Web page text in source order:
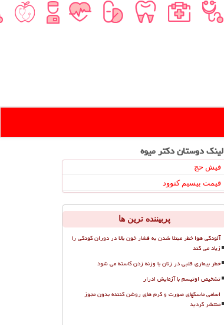
لینک دوستان دكتر میوه
فیش حج
قیمت بیسیم کنوود
پربیننده ترین ها
آلودگی هوا خطر مبتلا شدن به فشار خون بالا در دوران کودکی را
زیاد می کند
خطر بیماری قلبی در زنان با وزنه زدن کاسته می شود
تشخیص اوتیسم با آزمایش ادرار
اسامی ماسکهای صورت و کرم های روشن کننده بدون مجوز
منتشر گردید